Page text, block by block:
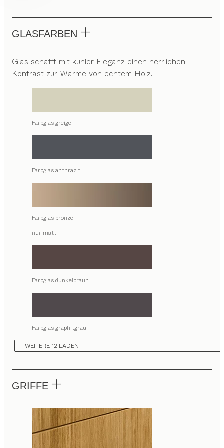
GLASFARBEN
Glas schafft mit kühler Eleganz einen herrlichen
Kontrast zur Wärme von echtem Holz.
Farbglas greige
Farbglas anthrazit
Farbglas bronze
nur matt
Farbglas dunkelbraun
Farbglas graphitgrau
WEITERE 12 LADEN
GRIFFE